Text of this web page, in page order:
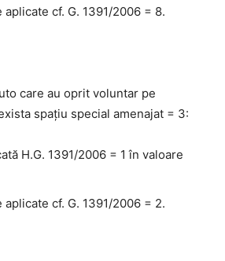
cf. G. 1391/2006 = 8.
care au oprit voluntar pe
spaţiu special amenajat = 3:
H.G. 1391/2006 = 1 în valoare
cf. G. 1391/2006 = 2.